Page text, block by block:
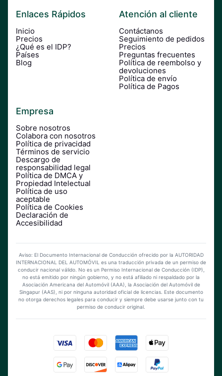
Enlaces Rápidos
Inicio
Precios
¿Qué es el IDP?
Países
Blog
Atención al cliente
Contáctanos
Seguimiento de pedidos
Precios
Preguntas frecuentes
Política de reembolso y
devoluciones
Política de envío
Política de Pagos
Empresa
Sobre nosotros
Colabora con nosotros
Política de privacidad
Términos de servicio
Descargo de
responsabilidad legal
Política de DMCA y
Propiedad Intelectual
Política de uso
aceptable
Política de Cookies
Declaración de
Accesibilidad
Aviso: El Documento Internacional de Conducción ofrecido por la AUTORIDAD
INTERNACIONAL DEL AUTOMÓVIL es una traducción privada de un permiso de
conducir nacional válido. No es un Permiso Internacional de Conducción (IDP),
no está emitido por ningún gobierno, y no está afiliado ni respaldado por la
Asociación Americana del Automóvil (AAA), la Asociación del Automóvil de
Singapur (AAS), ni por ninguna autoridad oficial de licencias. Este documento
no otorga derechos legales para conducir y siempre debe usarse junto con tu
permiso de conducir original.